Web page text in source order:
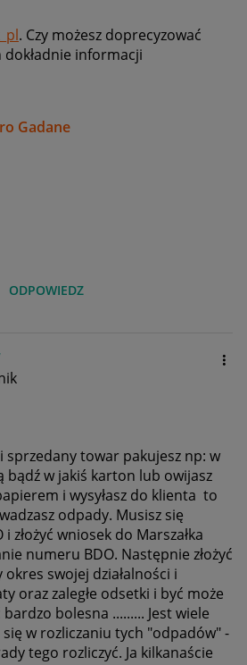
. Czy możesz doprecyzować
dokładnie informacji
Gadane
ODPOWIEDZ
sprzedany towar pakujesz np: w
w jakiś karton lub owijasz
i wysyłasz do klienta to
odpady. Musisz się
złożyć wniosek do Marszałka
numeru BDO. Następnie złożyć
okres swojej działalności i
oraz zaległe odsetki i być może
bolesna ......... Jest wiele
w rozliczaniu tych "odpadów" -
tego rozliczyć. Ja kilkanaście